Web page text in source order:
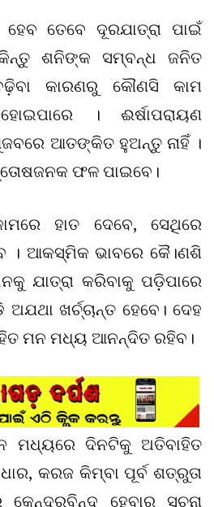
ତେବେ ଦୂରଯାତ୍ରା ପାଇଁ
କିନ୍ତୁ ଶନିଙ୍କ ସମ୍ବନ୍ଧ ଜନିତ
କାରଣରୁ କୌଣସି କାମ
। ଈର୍ଷାପରାୟଣ
ଆତଙ୍କିତ ହୁଅନ୍ତୁ ନାହିଁ ।
ଫଳ ପାଇବେ।
ହାତ ଦେବେ, ସେଥିରେ
। ଆକସ୍ମିକ ଭାବରେ କୈ।ଣଶି
ଯାତ୍ରା କରିବାକୁ ପଡ଼ିପାରେ
ଖର୍ଚ୍ଚାନ୍ତ ହେବେ। ଦେହ
ମନ ମଧ୍ୟ ଆନନ୍ଦିତ ରହିବ।
ମଧ୍ୟରେ ଦିନଟିକୁ ଅତିବାହିତ
କରଜ କିମ୍ବା ପୂର୍ବ ଶତ୍ରୁତା
ହେବାର ସୂଚନା